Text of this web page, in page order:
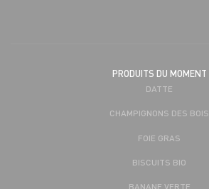
PRODUITS DU MOMENT
DATTE
CHAMPIGNONS DES BOIS
FOIE GRAS
BISCUITS BIO
BANANE VERTE